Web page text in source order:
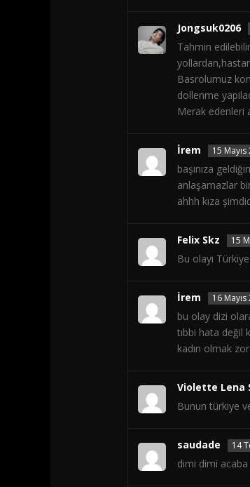
Jongsuk0206
Tahmin
Basrolumuz
dollenme
Merak edenleri
İrem 15
başınıza
anlaşamazlar
ahhh kıza
Felix Skz 15
Bu olayı
İrem 16
bu olay dizi
tıbbi hata değil
kadın olmak zor
Violette Lena
Bunun türkiye
saudade 14
dimi dimi